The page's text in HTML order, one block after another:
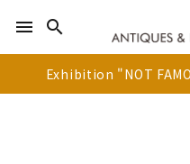
menu search
Exhibition "NOT